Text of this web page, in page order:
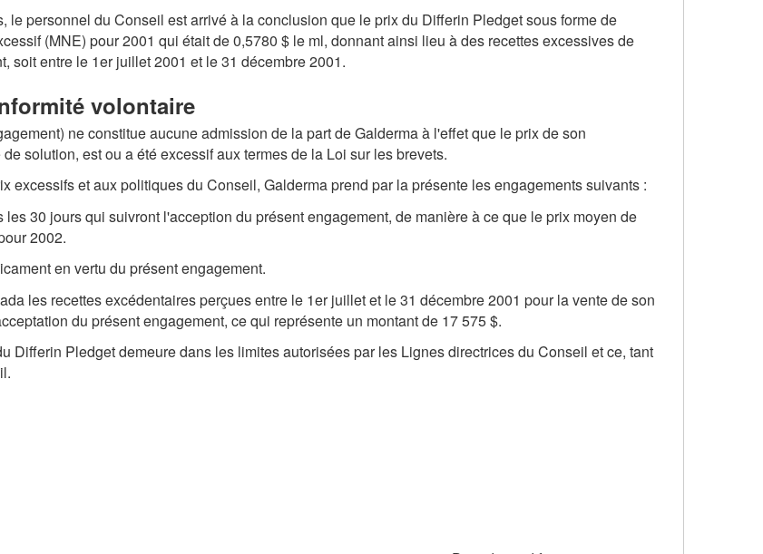
personnel du Conseil est arrivé à la conclusion que le prix du Differin Pledget sous forme de
(MNE) pour 2001 qui était de 0,5780 $ le ml, donnant ainsi lieu à des recettes excessives de
soit entre le 1er juillet 2001 et le 31 décembre 2001.
volontaire
ne constitue aucune admission de la part de Galderma à l'effet que le prix de son
solution, est ou a été excessif aux termes de la Loi sur les brevets.
excessifs et aux politiques du Conseil, Galderma prend par la présente les engagements suivants :
30 jours qui suivront l'acception du présent engagement, de manière à ce que le prix moyen de
2002.
en vertu du présent engagement.
les recettes excédentaires perçues entre le 1er juillet et le 31 décembre 2001 pour la vente de son
du présent engagement, ce qui représente un montant de 17 575 $.
Differin Pledget demeure dans les limites autorisées par les Lignes directrices du Conseil et ce, tant